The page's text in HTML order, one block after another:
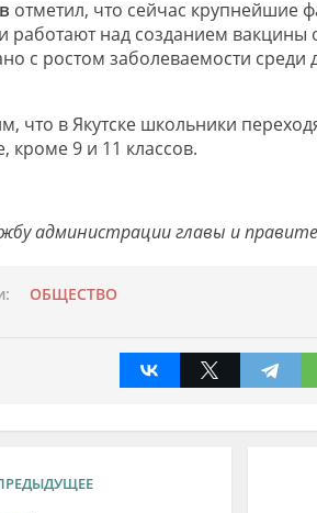
отметил, что сейчас крупнейшие
работают над созданием вакцины
с ростом заболеваемости среди
что в Якутске школьники
кроме 9 и 11 классов.
администрации главы и
ОБЩЕСТВО